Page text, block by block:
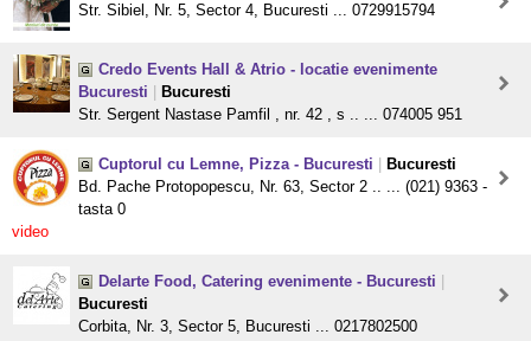
Str. Sibiel, Nr. 5, Sector 4, Bucuresti ... 0729915794
Credo Events Hall & Atrio - locatie evenimente
Bucuresti
Bucuresti
Str. Sergent Nastase Pamfil , nr. 42 , s .. ... 074005 951
Cuptorul cu Lemne, Pizza - Bucuresti
Bucuresti
Bd. Pache Protopopescu, Nr. 63, Sector 2 .. ... (021) 9363 -
tasta 0
video
Delarte Food, Catering evenimente - Bucuresti
Bucuresti
Corbita, Nr. 3, Sector 5, Bucuresti ... 0217802500